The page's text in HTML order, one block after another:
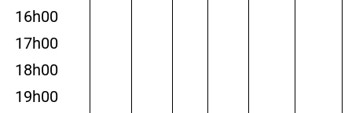
16h00
17h00
18h00
19h00